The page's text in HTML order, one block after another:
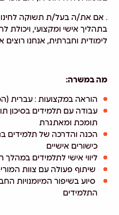
. אם את/ה בעל/ת תשוקה
בתהליך אישי ומקצועי, ויכולת
לימודית וחברתית, אנחנו רוצים
מה במשרה:
הוראה במקצועות : עברית
עבודה עם תלמידים בסיכון
תומכת ומאתגרת
הכנה והדרכה של תלמידים
כישורים אישיים
ליווי אישי לתלמידים במהלך
שיתוף פעולה עם צוות
סיוע בשיפור המיומנויות
התלמידים